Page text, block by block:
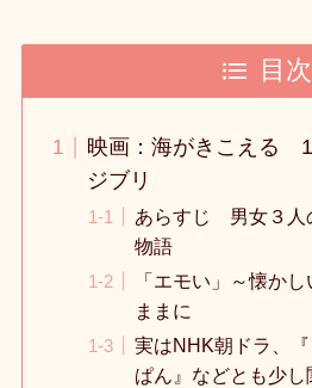
目次
映画：海がきこえる
ジブリ
あらすじ 男女３人
物語
「エモい」～懐か
ままに
実はNHK朝ドラ、
ぱん』などとも少し